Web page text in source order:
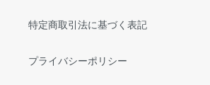
特定商取引法に基づく表記
プライバシーポリシー